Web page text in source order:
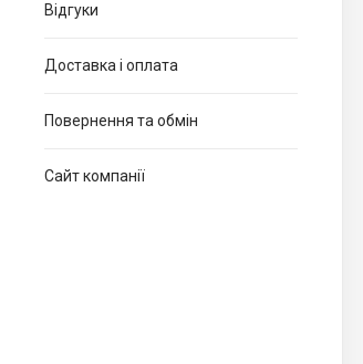
Відгуки
Доставка і оплата
Повернення та обмін
Сайт компанії